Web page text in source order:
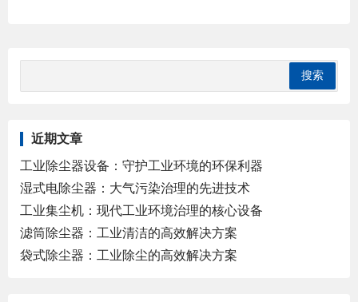
近期文章
工业除尘器设备：守护工业环境的环保利器
湿式电除尘器：大气污染治理的先进技术
工业集尘机：现代工业环境治理的核心设备
滤筒除尘器：工业清洁的高效解决方案
袋式除尘器：工业除尘的高效解决方案